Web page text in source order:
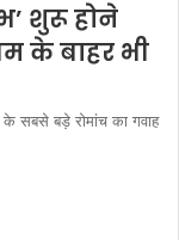
शुरू होने
के बाहर भी
सबसे बड़े रोमांच का गवाह